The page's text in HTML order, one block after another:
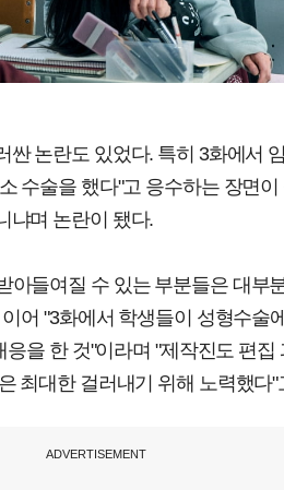
싼 논란도 있었다. 특히 3화에서
수술을 했다"고 응수하는 장면이
냐며 논란이 됐다.
아들여질 수 있는 부분들은 대부
어 "3화에서 학생들이 성형수술
을 한 것"이라며 "제작진도 편
최대한 걸러내기 위해 노력했다"
ADVERTISEMENT